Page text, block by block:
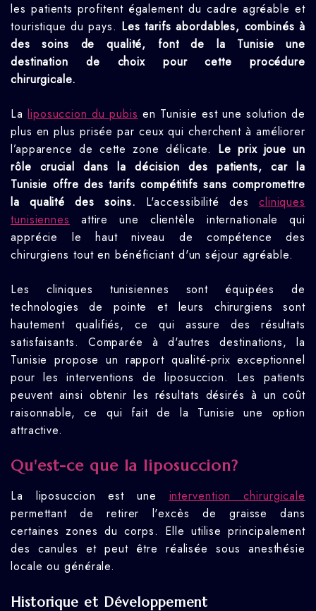
les patients profitent également du cadre agréable et
touristique du pays. Les tarifs abordables, combinés à
des soins de qualité, font de la Tunisie une
destination de choix pour cette procédure
chirurgicale.
Laliposuccion du pubis en Tunisie est une solution de
plus en plus prisée par ceux qui cherchent à améliorer
l’apparence de cette zone délicate. Le prix joue un
rôle crucial dans la décision des patients, car la
Tunisie offre des tarifs compétitifs sans compromettre
la qualité des soins. L'accessibilité des cliniques
tunisiennes attire une clientèle internationale qui
apprécie le haut niveau de compétence des
chirurgiens tout en bénéficiant d'un séjour agréable.
Les cliniques tunisiennes sont équipées de
technologies de pointe et leurs chirurgiens sont
hautement qualifiés, ce qui assure des résultats
satisfaisants. Comparée à d'autres destinations, la
Tunisie propose un rapport qualité-prix exceptionnel
pour les interventions de liposuccion. Les patients
peuvent ainsi obtenir les résultats désirés à un coût
raisonnable, ce qui fait de la Tunisie une option
attractive.
Qu'est-ce que la liposuccion?
La liposuccion est une intervention chirurgicale
permettant de retirer l'excès de graisse dans
certaines zones du corps. Elle utilise principalement
des canules et peut être réalisée sous anesthésie
locale ou générale.
Historique et Développement